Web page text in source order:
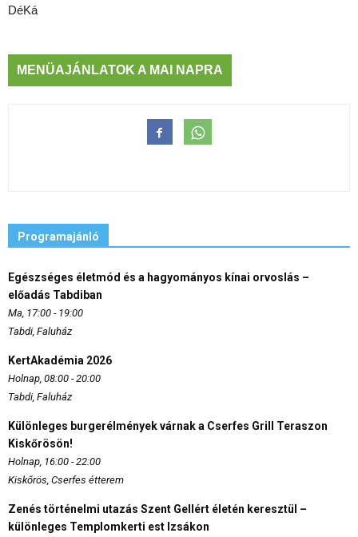
DéKá
MENÜAJÁNLATOK A MAI NAPRA
Programajánló
Egészséges életmód és a hagyományos kínai orvoslás –
előadás Tabdiban
Ma, 17:00 - 19:00
Tabdi, Faluház
KertAkadémia 2026
Holnap, 08:00 - 20:00
Tabdi, Faluház
Különleges burgerélmények várnak a Cserfes Grill Teraszon
Kiskőrösön!
Holnap, 16:00 - 22:00
Kiskőrös, Cserfes étterem
Zenés történelmi utazás Szent Gellért életén keresztül –
különleges Templomkerti est Izsákon